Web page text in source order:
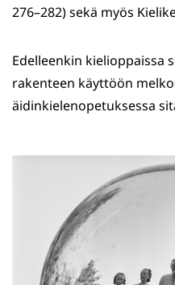
276–282) sekä myös
Edelleenkin kielioppaissa
rakenteen käyttöön
äidinkielenopetuksessa